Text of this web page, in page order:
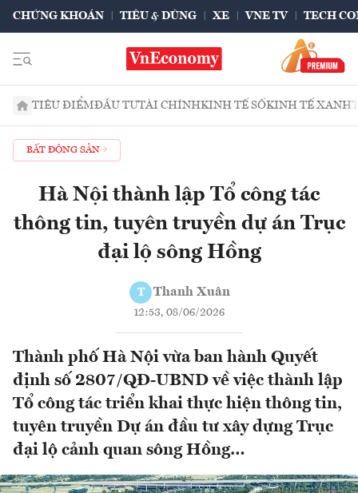
CHỨNG KHOÁN TIÊU & DÙNG XE VNE TV TECH
TIÊU ĐIỂMĐẦU TƯTÀI CHÍNHKINH TẾ SỐKINH TẾ XANH
BẤT ĐỘNG SẢN
Hà Nội thành lập Tổ công tác
thông tin, tuyên truyền dự án Trục
đại lộ sông Hồng
T Thanh Xuân
12:53, 08/06/2026
Thành phố Hà Nội vừa ban hành Quyết
định số 2807/QĐ-UBND về việc thành lập
Tổ công tác triển khai thực hiện thông tin,
tuyên truyền Dự án đầu tư xây dựng Trục
đại lộ cảnh quan sông Hồng…